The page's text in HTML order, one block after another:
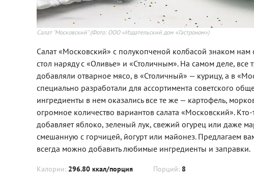
Салат "Московский" (Фото: ООО «Издательский дом «Гастроном»)
Салат «Московский» с полукопченой колбасой знаком
стол наряду с «Оливье» и «Столичным». На самом деле,
добавляли отварное мясо, в «Столичный» — курицу, а в
специально разработали для ассортимента советского
ингредиенты в нем оказались все те же — картофель,
огромное количество вариантов салата «Московский».
добавляет яблоко, зеленый лук, свежий огурец или даже
смешанную с горчицей, йогурт или майонез. Предлагаем
всегда можно добавить любимые ингредиенты и заправки.
Калории: 296.80 ккал/порция Порций: 8